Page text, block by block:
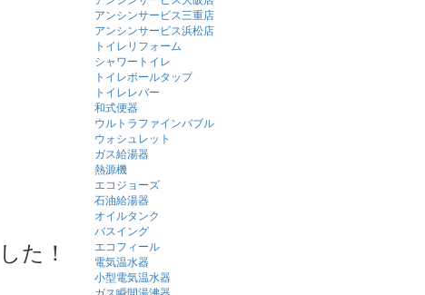
た！
アンシンサービス三重店
アンシンサービス浜松店
トイレリフォーム
シャワートイレ
トイレボールタップ
トイレレバー
和式便器
ウルトラファインバブル
ウォシュレット
ガス給湯器
熱源機
エコジョーズ
石油給湯器
オイルタンク
バスイング
エコフィール
電気温水器
小型電気温水器
ガス瞬間湯沸器